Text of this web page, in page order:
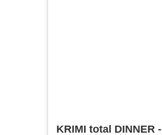
KRIMI total DINNER -